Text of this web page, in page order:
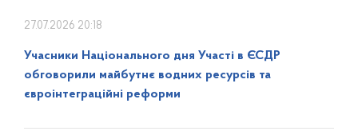
27.07.2026 20:18
Учасники Національного дня Участі в ЄСДР
обговорили майбутнє водних ресурсів та
євроінтеграційні реформи